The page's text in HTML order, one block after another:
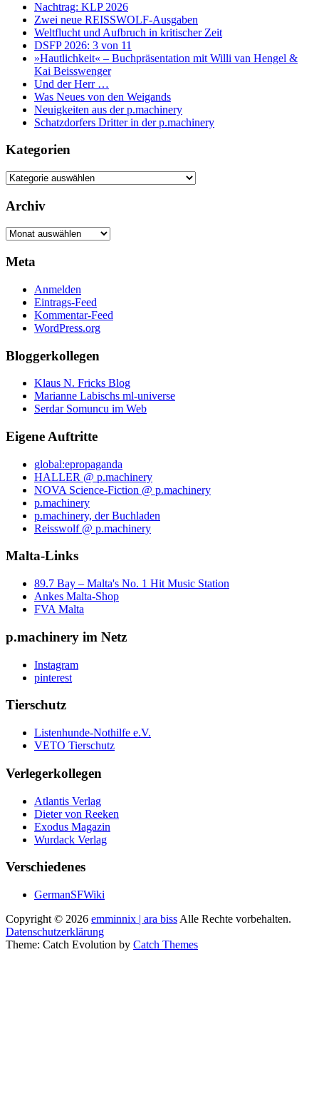
Nachtrag: KLP 2026
Zwei neue REISSWOLF-Ausgaben
Weltflucht und Aufbruch in kritischer Zeit
DSFP 2026: 3 von 11
»Hautlichkeit« – Buchpräsentation mit Willi van Hengel &
Kai Beisswenger
Und der Herr …
Was Neues von den Weigands
Neuigkeiten aus der p.machinery
Schatzdorfers Dritter in der p.machinery
Kategorien
Kategorien
Archiv
Archiv
Meta
Anmelden
Eintrags-Feed
Kommentar-Feed
WordPress.org
Bloggerkollegen
Klaus N. Fricks Blog
Marianne Labischs ml-universe
Serdar Somuncu im Web
Eigene Auftritte
global:epropaganda
HALLER @ p.machinery
NOVA Science-Fiction @ p.machinery
p.machinery
p.machinery, der Buchladen
Reisswolf @ p.machinery
Malta-Links
89.7 Bay – Malta's No. 1 Hit Music Station
Ankes Malta-Shop
FVA Malta
p.machinery im Netz
Instagram
pinterest
Tierschutz
Listenhunde-Nothilfe e.V.
VETO Tierschutz
Verlegerkollegen
Atlantis Verlag
Dieter von Reeken
Exodus Magazin
Wurdack Verlag
Verschiedenes
GermanSFWiki
Copyright © 2026 emminnix | ara biss Alle Rechte vorbehalten.
Datenschutzerklärung
Theme: Catch Evolution by Catch Themes